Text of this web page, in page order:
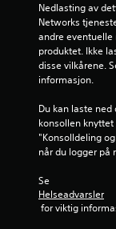
Nedlasting av
Networks
andre
produktet. Ikke
disse vilkårene.
informasjon.
Du kan laste
konsollen
"Konsolldeling
når du logger på
Se
Helseadvarsler
for viktig